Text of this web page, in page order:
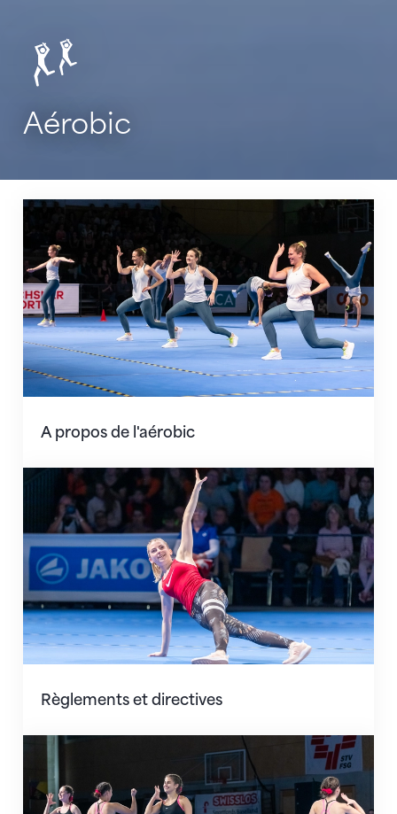
Aérobic
A propos de l'aérobic
A propos de l'aérobic
Règlements et directives
Règlements et directives
Contact